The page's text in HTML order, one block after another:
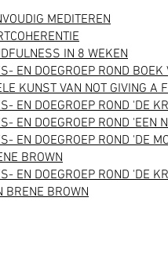
MEDITEREN
IN 8 WEKEN
EN DOEGROEP ROND
KUNST VAN NOT GIVING A
EN DOEGROEP ROND 'DE
EN DOEGROEP ROND 'EEN
EN DOEGROEP ROND 'DE
BROWN
EN DOEGROEP ROND 'DE
BRENE BROWN